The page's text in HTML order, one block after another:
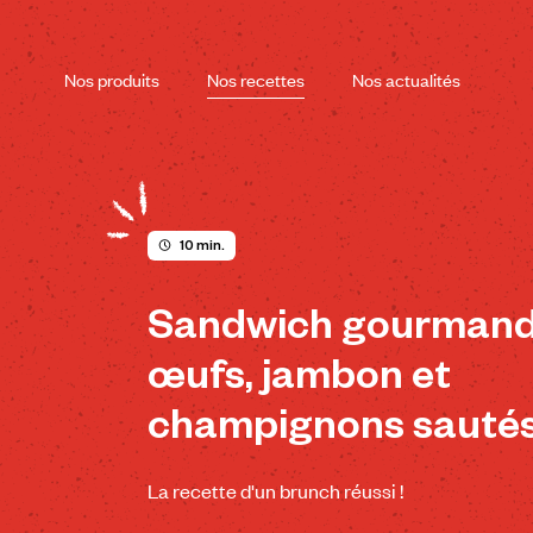
Skip
content
Nos produits Nos recettes Nos actualités
10 min.
Sandwich
œufs, jambon et
champignons
La recette d'un brunch réussi !